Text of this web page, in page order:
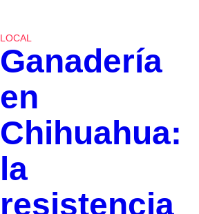
LOCAL
Ganadería
en
Chihuahua:
la
resistencia